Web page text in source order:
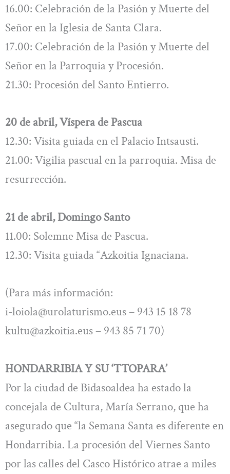
16.00: Celebración de la Pasión y Muerte del
Señor en la Iglesia de Santa Clara.
17.00: Celebración de la Pasión y Muerte del
Señor en la Parroquia y Procesión.
21.30: Procesión del Santo Entierro.
20 de abril, Víspera de Pascua
12.30: Visita guiada en el Palacio Intsausti.
21.00: Vigilia pascual en la parroquia. Misa de
resurrección.
21 de abril, Domingo Santo
11.00: Solemne Misa de Pascua.
12.30: Visita guiada “Azkoitia Ignaciana.
(Para más información:
i-loiola@urolaturismo.eus– 943 15 18 78
kultu@azkoitia.eus– 943 85 71 70)
HONDARRIBIA Y SU ‘TTOPARA’
Por la ciudad de Bidasoaldea ha estado la
concejala de Cultura, María Serrano, que ha
asegurado que “la Semana Santa es diferente en
Hondarribia. La procesión del Viernes Santo
por las calles del Casco Histórico atrae a miles